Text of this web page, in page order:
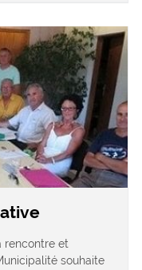
rencontre et
souhaite